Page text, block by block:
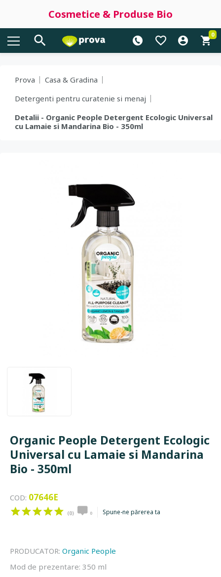
Cosmetice & Produse Bio
0
Prova
Casa & Gradina
Detergenti pentru curatenie si menaj
Detalii - Organic People Detergent Ecologic Universal
cu Lamaie si Mandarina Bio - 350ml
Organic People Detergent Ecologic
Universal cu Lamaie si Mandarina
Bio - 350ml
COD: 07646E
(0) 0 Spune-ne părerea ta
PRODUCATOR: Organic People
Mod de prezentare: 350 ml